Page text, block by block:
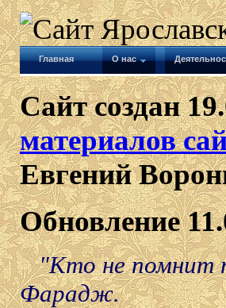
Главная О нас
Сайт создан
материалов
Евгений
Обновление
"Кто не помнит
Фарадж.